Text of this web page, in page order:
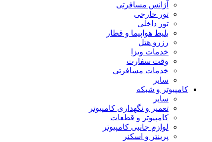
آژانس مسافرتی
تور خارجی
تور داخلی
بلیط هواپیما و قطار
رزرو هتل
خدمات ویزا
وقت سفارت
خدمات مسافرتی
سایر
کامپیوتر و شبکه
سایر
تعمیر و نگهداری کامپیوتر
کامپیوتر و قطعات
لوازم جانبی کامپیوتر
پرینتر و اسکنر